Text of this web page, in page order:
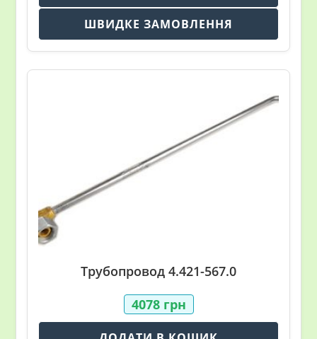
ШВИДКЕ ЗАМОВЛЕННЯ
Трубопровод 4.421-567.0
4078 грн